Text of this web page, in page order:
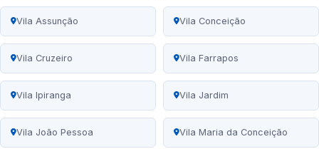
Vila Assunção Vila Conceição
Vila Cruzeiro Vila Farrapos
Vila Ipiranga Vila Jardim
Vila João Pessoa Vila Maria da Conceição